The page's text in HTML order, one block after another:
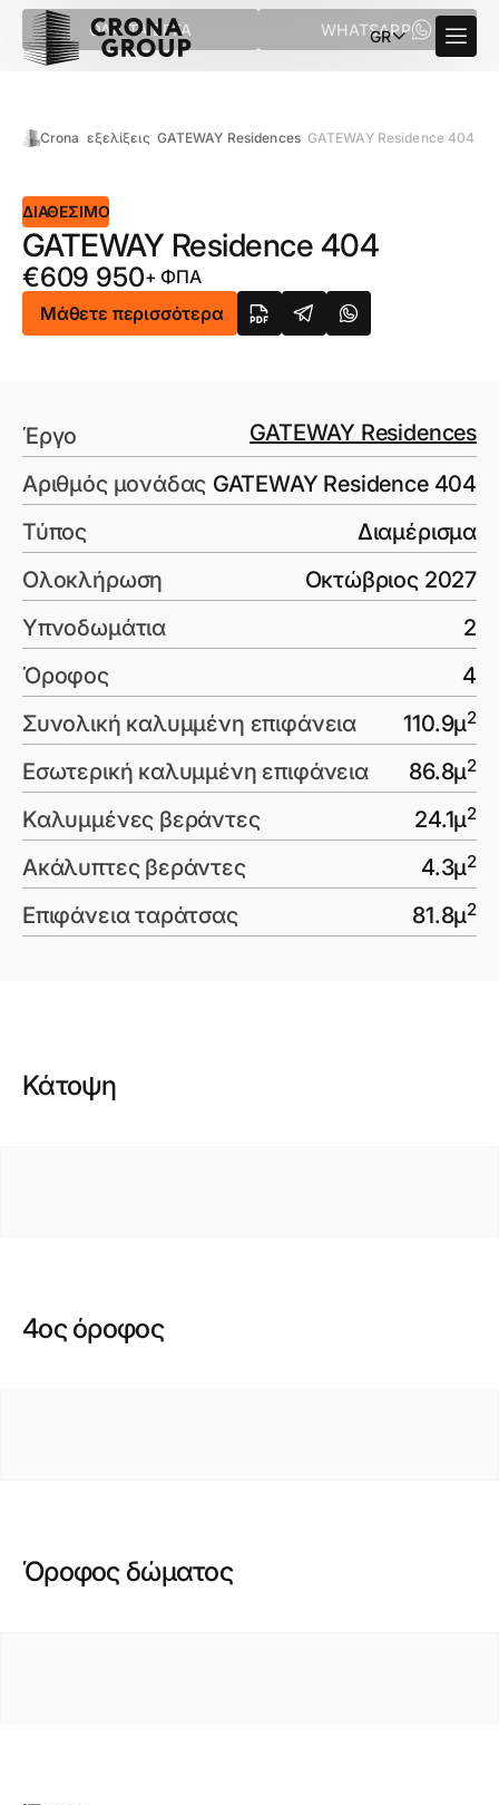
ΌΛΑ ΤΑ ΈΡΓΑ WHATSAPP
GR
Crona εξελίξεις GATEWAY Residences GATEWAY Residence 404
ΔΙΑΘΈΣΙΜΟ
GATEWAY Residence 404
€609 950+ ΦΠΑ
Μάθετε περισσότερα
Έργο
GATEWAY Residences
Αριθμός μονάδας GATEWAY Residence 404
Τύπος
Διαμέρισμα
Ολοκλήρωση
Οκτώβριος 2027
Υπνοδωμάτια
2
Όροφος
4
Συνολική καλυμμένη επιφάνεια
110.9μ2
Εσωτερική καλυμμένη επιφάνεια 86.8μ2
Καλυμμένες βεράντες 24.1μ2
Ακάλυπτες βεράντες 4.3μ2
Επιφάνεια ταράτσας 81.8μ2
Κάτοψη
4ος όροφος
Όροφος δώματος